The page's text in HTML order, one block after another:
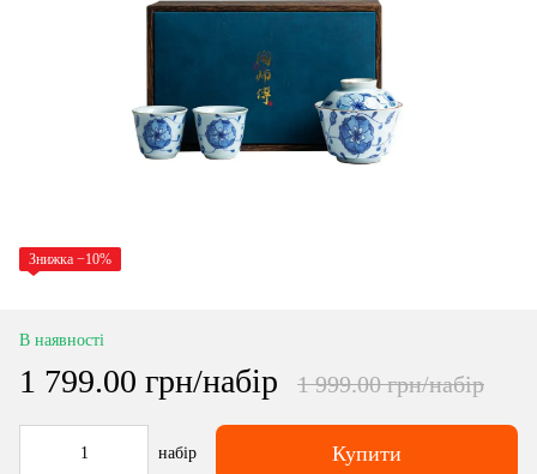
Знижка −10%
В наявності
1 799.00 грн/набір 1 999.00 грн/набір
набір Купити